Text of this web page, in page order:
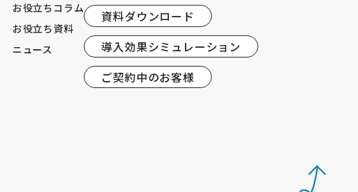
お役立ちコラム
お役立ち資料
ニュース
資料ダウンロード
導入効果シミュレーション
ご契約中のお客様